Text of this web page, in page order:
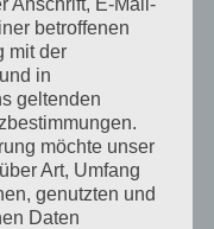
,HEIKE LIST
betroffenen
mit der
in
geltenden
möchte unser
Art, Umfang
genutzten und
Daten